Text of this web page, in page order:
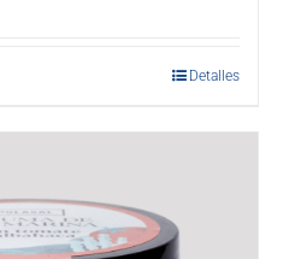
Detalles